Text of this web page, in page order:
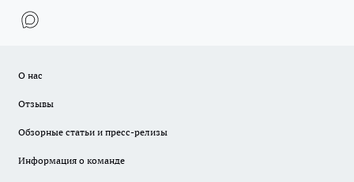
О нас
Отзывы
Обзорные статьи и пресс-релизы
Информация о команде